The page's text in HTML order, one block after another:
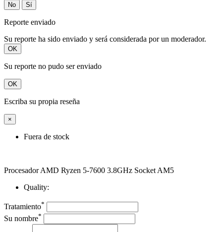
No Sí
Reporte enviado
Su reporte ha sido enviado y será considerada por un moderador.
OK
Su reporte no pudo ser enviado
OK
Escriba su propia reseña
×
Fuera de stock
Procesador AMD Ryzen 5-7600 3.8GHz Socket AM5
Quality:
Tratamiento*
Su nombre*